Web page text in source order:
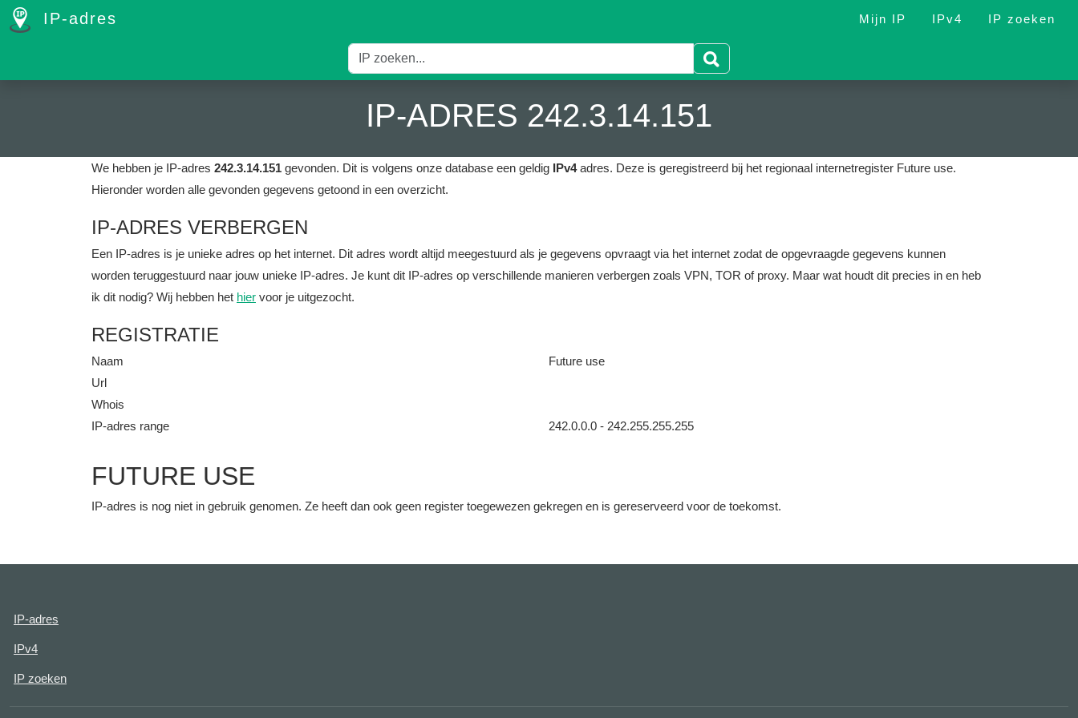
IP-adres Mijn IP IPv4 IP zoeken
IP-ADRES 242.3.14.151
We hebben je IP-adres 242.3.14.151 gevonden. Dit is volgens onze database een geldig IPv4adres. Deze is geregistreerd bij het regionaal internetregister Future use.
Hieronder worden alle gevonden gegevens getoond in een overzicht.
IP-ADRES VERBERGEN
Een IP-adres is je unieke adres op het internet. Dit adres wordt altijd meegestuurd als je gegevens opvraagt via het internet zodat de opgevraagde gegevens kunnen
worden teruggestuurd naar jouw unieke IP-adres. Je kunt dit IP-adres op verschillende manieren verbergen zoals VPN, TOR of proxy. Maar wat houdt dit precies in en heb
ik dit nodig? Wij hebben het hier voor je uitgezocht.
REGISTRATIE
Naam
Future use
Url
Whois
IP-adres range
242.0.0.0 - 242.255.255.255
FUTURE USE
IP-adres is nog niet in gebruik genomen. Ze heeft dan ook geen register toegewezen gekregen en is gereserveerd voor de toekomst.
IP-adres
IPv4
IP zoeken